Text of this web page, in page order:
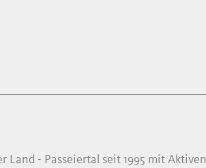
Land - Passeiertal seit 1995 mit Aktiven